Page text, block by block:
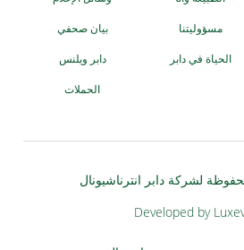
مسؤوليتنا
الحياة في دابر
بيان صحفي
دابر ويلنس
الحملات
لشركة دابر انترناشيونال
Developed by